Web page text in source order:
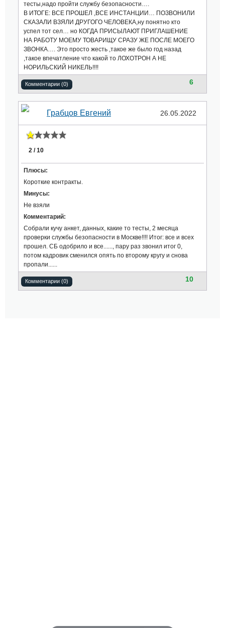
тесты,надо пройти службу безопасности….
В ИТОГЕ: ВСЕ ПРОШЕЛ ,ВСЕ ИНСТАНЦИИ… ПОЗВОНИЛИ
СКАЗАЛИ ВЗЯЛИ ДРУГОГО ЧЕЛОВЕКА,ну понятно кто
успел тот сел… но КОГДА ПРИСЫЛАЮТ ПРИГЛАШЕНИЕ
НА РАБОТУ МОЕМУ ТОВАРИЩУ СРАЗУ ЖЕ ПОСЛЕ МОЕГО
ЗВОНКА…. Это просто жесть ,такое же было год назад
,такое впечатление что какой то ЛОХОТРОН А НЕ
НОРИЛЬСКИЙ НИКЕЛЬ!!!!
Комментарии (0) 6
Грабцов Евгений 26.05.2022
2 / 10
Плюсы:
Короткие контракты.
Минусы:
Не взяли
Комментарий:
Собрали кучу анкет, данных, какие то тесты, 2 месяца
проверки службы безопасности в Москве!!!! Итог: все и всех
прошел. СБ одобрило и все......, пару раз звонил итог 0,
потом кадровик сменился опять по второму кругу и снова
пропали......
Комментарии (0) 10